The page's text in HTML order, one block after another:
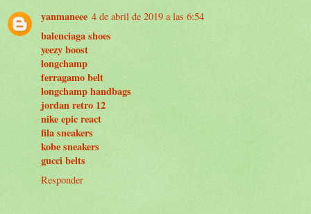
yanmaneee 4 de abril de 2019 a las 6:54
balenciaga shoes
yeezy boost
longchamp
ferragamo belt
longchamp handbags
jordan retro 12
nike epic react
fila sneakers
kobe sneakers
gucci belts
Responder